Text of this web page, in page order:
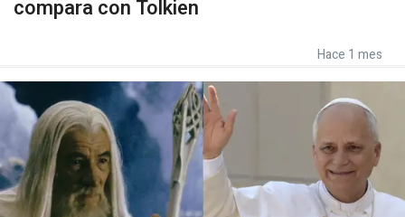
compara con Tolkien
Hace 1 mes